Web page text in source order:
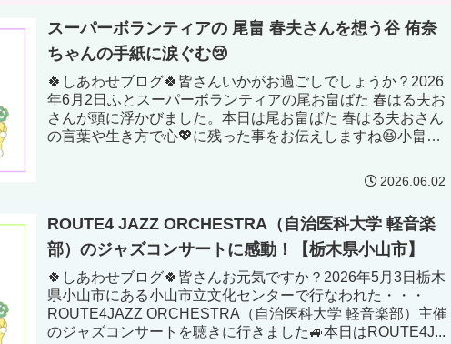
スーパーボランティアの 尾畠 春夫さんを想う谷 侑奈
ちゃんの手紙に涙ぐむ😢
🍀しあわせブログ🍀皆さんいかがお過ごしでしょうか？2026
年6月2日ふとスーパーボランティアの尾お畠ばた 春はる夫お
さんが頭に浮かびました。本日は尾お畠ばた 春はる夫おさん
の言葉や生き方で心💖に残った事をお伝えしますね😆小畠さ
2026.06.02
ROUTE4 JAZZ ORCHESTRA（自治医科大学 軽音楽
部）のジャズコンサートに感動！【栃木県小山市】
🍀しあわせブログ🍀皆さんお元気ですか？2026年5月3日栃木
県小山市にある小山市立文化センターで行なわれた・・・
ROUTE4JAZZ ORCHESTRA（自治医科大学 軽音楽部）主催
のジャズコンサートを聴きに行きました🚙本日はROUTE4J...